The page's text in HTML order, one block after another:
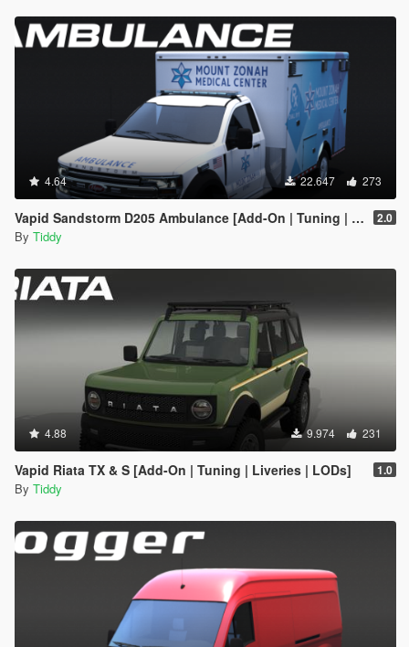
4.64 22.647 273
Vapid Sandstorm D205 Ambulance [Add-On | Tuning | Liveries | LODs] 2.0
By Tiddy
4.88 9.974 231
Vapid Riata TX & S [Add-On | Tuning | Liveries | LODs] 1.0
By Tiddy